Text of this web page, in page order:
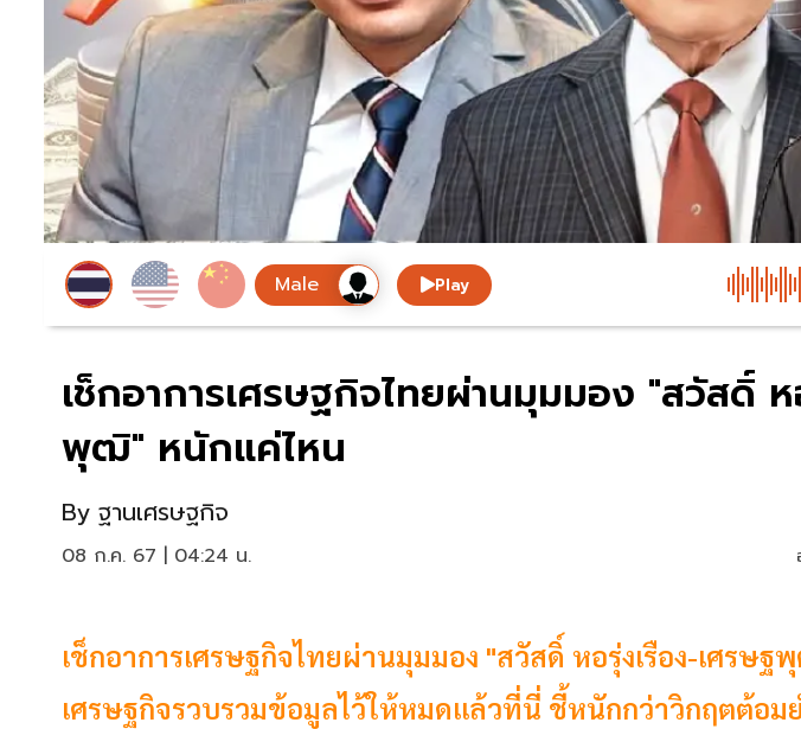
Play
เช็กอาการเศรษฐกิจไทยผ่านมุมมอง "สวัสดิ์
พุฒิ" หนักแค่ไหน
By ฐานเศรษฐกิจ
08 ก.ค. 67 | 04:24 น.
เช็กอาการเศรษฐกิจไทยผ่านมุมมอง "สวัสดิ์ หอรุ่งเรือง-เศรษ
เศรษฐกิจรวบรวมข้อมูลไว้ให้หมดแล้วที่นี่ ชี้หนักกว่าวิกฤตต้อม